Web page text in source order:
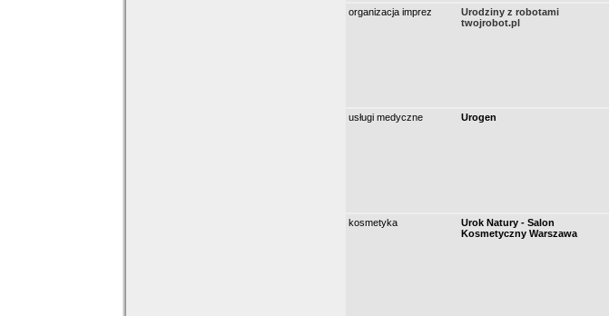
organizacja imprez
Urodziny z robotami
twojrobot.pl
usługi medyczne
Urogen
kosmetyka
Urok Natury - Salon
Kosmetyczny Warszawa